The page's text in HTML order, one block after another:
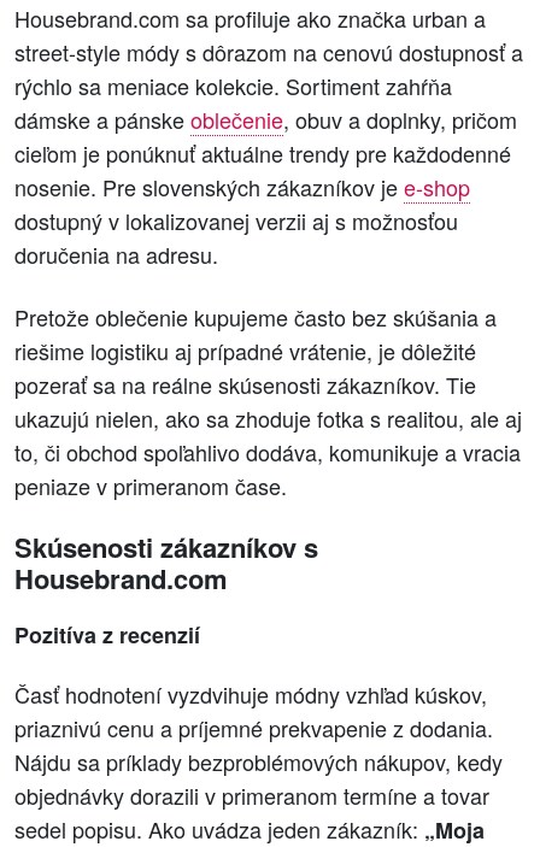
Housebrand.com sa profiluje ako značka urban a
street-style módy s dôrazom na cenovú dostupnosť a
rýchlo sa meniace kolekcie. Sortiment zahŕňa
dámske a pánskeoblečenie, obuv a doplnky, pričom
cieľom je ponúknuť aktuálne trendy pre každodenné
nosenie. Pre slovenských zákazníkov jee-shop
dostupný v lokalizovanej verzii aj s možnosťou
doručenia na adresu.
Pretože oblečenie kupujeme často bez skúšania a
riešime logistiku aj prípadné vrátenie, je dôležité
pozerať sa na reálne skúsenosti zákazníkov. Tie
ukazujú nielen, ako sa zhoduje fotka s realitou, ale aj
to, či obchod spoľahlivo dodáva, komunikuje a vracia
peniaze v primeranom čase.
Skúsenosti zákazníkov s
Housebrand.com
Pozitíva z recenzií
Časť hodnotení vyzdvihuje módny vzhľad kúskov,
priaznivú cenu a príjemné prekvapenie z dodania.
Nájdu sa príklady bezproblémových nákupov, kedy
objednávky dorazili v primeranom termíne a tovar
sedel popisu. Ako uvádza jeden zákazník: „Moja